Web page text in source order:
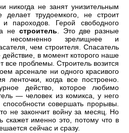
никогда не занят унизительным
трудоемкого, не строит
пароходов. Герой свободного
не строитель. Это две разные
зрелищнее и
чем строителя. Спасатель
в момент которого наше
все проблемы. Строитель возится
арсенале ни одного красивого
ленточки, когда все построено.
действо, которое любимо
— человек из комикса, у него
способности совершать прорывы.
не закончит войну за месяц. Но
скажет именно это, потому что в
сейчас и сразу.